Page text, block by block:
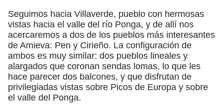
Seguimos hacia Villaverde, pueblo con hermosas
vistas hacia el valle del río Ponga, y de allí nos
acercaremos a dos de los pueblos más interesantes
de Amieva: Pen y Cirieño. La configuración de
ambos es muy similar: dos pueblos lineales y
alargados que coronan sendas lomas, lo que les
hace parecer dos balcones, y que disfrutan de
privilegiadas vistas sobre Picos de Europa y sobre
el valle del Ponga.